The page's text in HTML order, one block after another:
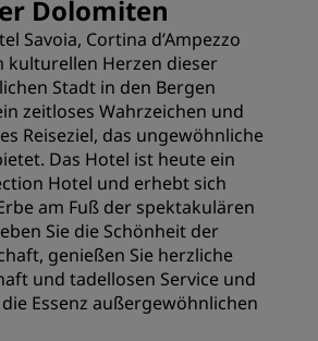
Dolomiten
Savoia, Cortina d’Ampezzo
kulturellen Herzen dieser
Stadt in den Bergen
zeitloses Wahrzeichen und
Reiseziel, das ungewöhnliche
Das Hotel ist heute ein
Hotel und erhebt sich
am Fuß der spektakulären
Sie die Schönheit der
genießen Sie herzliche
und tadellosen Service und
Essenz außergewöhnlichen